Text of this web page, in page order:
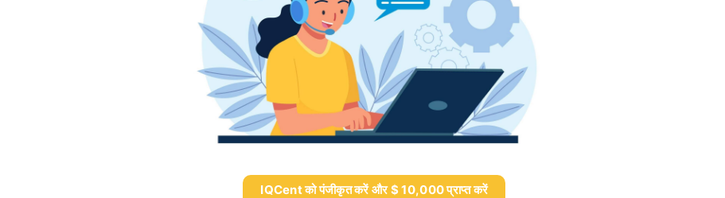
IQCent को पंजीकृत करें और $ 10,000 प्राप्त करें